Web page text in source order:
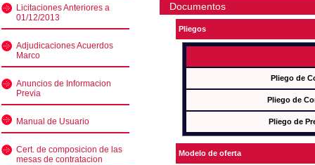
Licitaciones Anteriores a
01/12/2013
Adjudicaciones Acuerdos
Marco
Anuncios de Informacion
Previa
Manual de Usuario
Cert. de composicion de las
mesas de contratacion
Documentos
Pliegos
Pliego de
Pliego de
Pliego de
Modelo de oferta